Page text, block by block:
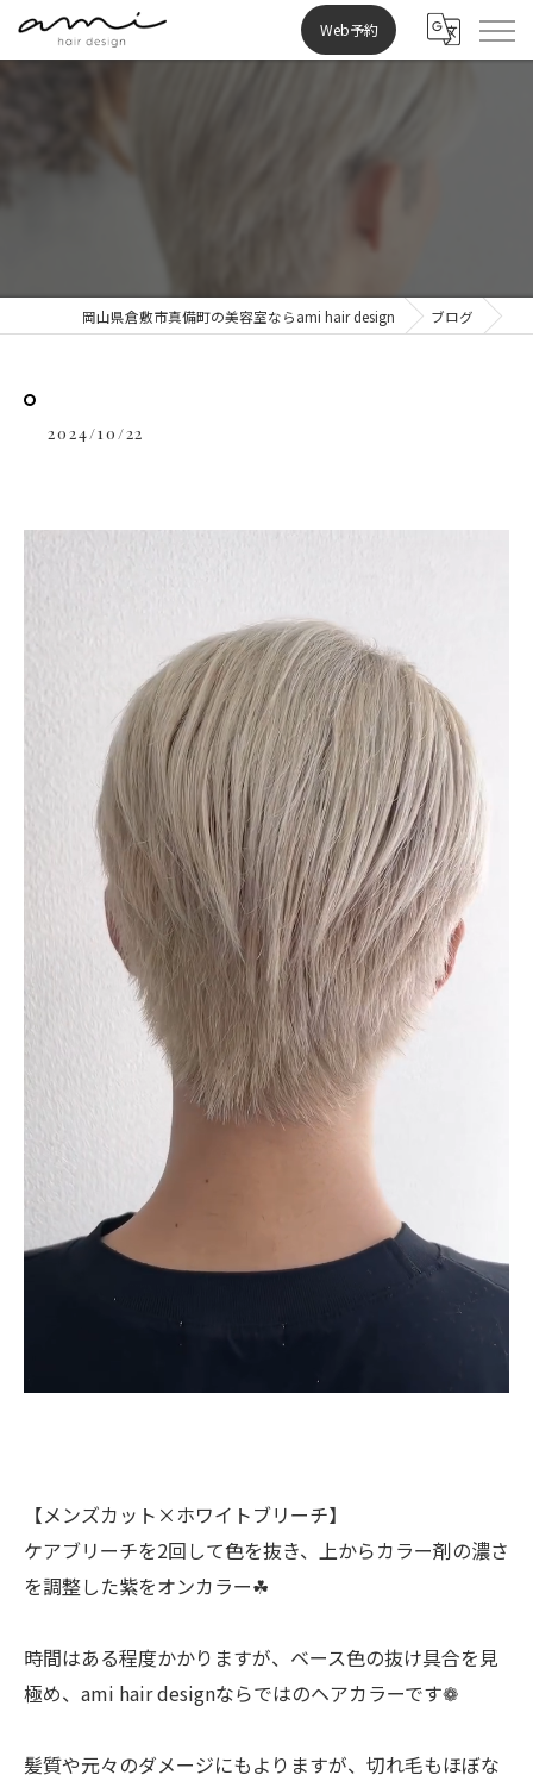
Web予約
岡山県倉敷市真備町の美容室ならami hair design ブログ
2024/10/22
【メンズカット×ホワイトブリーチ】
ケアブリーチを2回して色を抜き、上からカラー剤の濃さ
を調整した紫をオンカラー☘︎
時間はある程度かかりますが、ベース色の抜け具合を見
極め、ami hair designならではのヘアカラーです❁
髪質や元々のダメージにもよりますが、切れ毛もほぼな